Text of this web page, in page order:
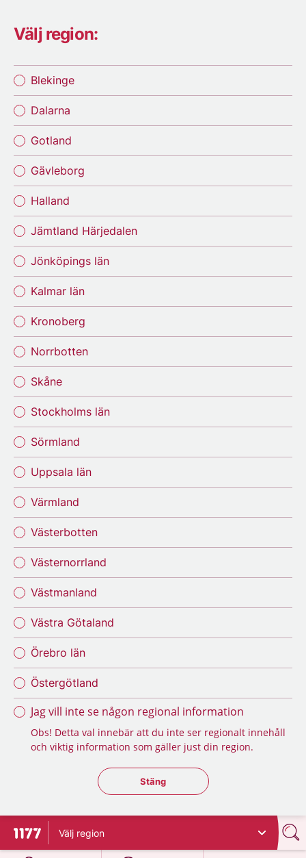
Välj region:
Blekinge
Dalarna
Gotland
Gävleborg
Halland
Jämtland Härjedalen
Jönköpings län
Kalmar län
Kronoberg
Norrbotten
Skåne
Stockholms län
Sörmland
Uppsala län
Värmland
Västerbotten
Västernorrland
Västmanland
Västra Götaland
Örebro län
Östergötland
Jag vill inte se någon regional information
Obs! Detta val innebär att du inte ser regionalt innehåll
och viktig information som gäller just din region.
Stäng regionsväljaren
Stäng
Till startsidan för 1177
Välj region
på 1177.se
på 1177.se